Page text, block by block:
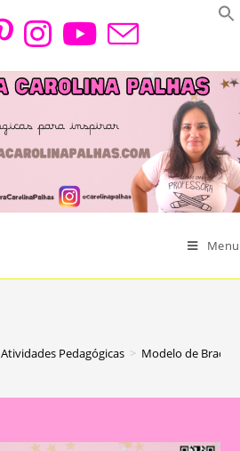
Menu
Atividades Pedagógicas > Modelo de